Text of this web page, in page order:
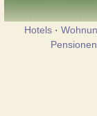
Hotels ·
Pensionen